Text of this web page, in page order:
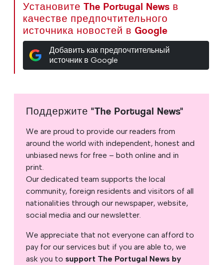
Установите The Portugal News в
качестве предпочтительного
источника новостей в Google
Добавить как предпочтительный
источник в Google
Поддержите "The Portugal News"
We are proud to provide our readers from
around the world with independent, honest and
unbiased news for free – both online and in
print.
Our dedicated team supports the local
community, foreign residents and visitors of all
nationalities through our newspaper, website,
social media and our newsletter.
We appreciate that not everyone can afford to
pay for our services but if you are able to, we
ask you to support The Portugal News by